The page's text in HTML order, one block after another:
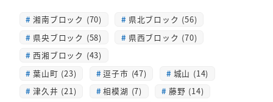
湘南ブロック (70)
県北ブロック (56)
県央ブロック (58)
県西ブロック (70)
西湘ブロック (43)
葉山町 (23)
逗子市 (47)
城山 (14)
津久井 (21)
相模湖 (7)
藤野 (14)